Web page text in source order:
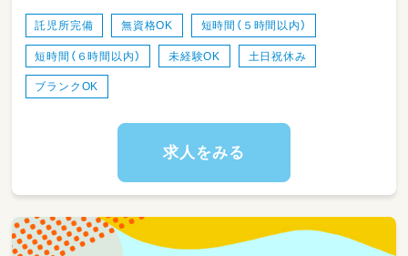
【業務内容】
・学童保育の見守り・活動サポート
・宿題や学習支援
・子どもの安全確認・健康管理
託児所完備 無資格OK 短時間（５時間以内）
短時間（６時間以内） 未経験OK 土日祝休み
ブランクOK
求人をみる